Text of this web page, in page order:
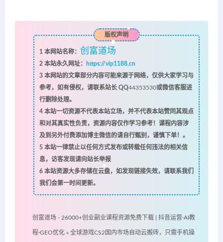
版权声明
1 本网站名称： 创富道场
2本站永久网址：
https://vip1188.cn
3本网站的文章部分内容可能来源于网络，仅供大家学习与
参考，如有侵权，请联系站长 QQ44353530或微信客服进
行删除处理。
4本站一切资源不代表本站立场，并不代表本站赞同其观点
和对其真实性负责，资源内容仅作学习参考！课程内容涉
及到另外付费添加博主微信的请自行甄别，谨慎下单！。
5本站一律禁止以任何方式发布或转载任何违法的相关信
息，访客发现请向站长举报
6本站资源大多存储在云盘，如发现链接失效，请联系我们
我们会第一时间更新。
创富道场 - 26000+创业副业课程资源免费下载 | 抖音运营·AI教
程·GEO优化 » 全球游戏CS2国内市场自动云搬砖，只需手机操